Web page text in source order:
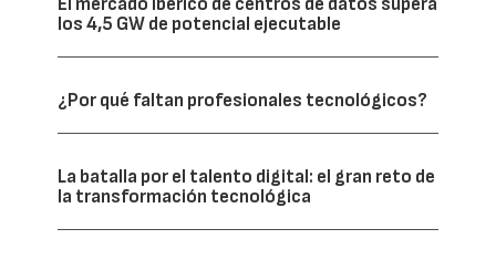
los 4,5 GW de potencial ejecutable
¿Por qué faltan profesionales tecnológicos?
La batalla por el talento digital: el gran reto de
la transformación tecnológica